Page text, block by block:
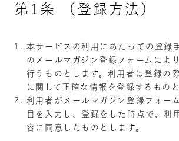
第1条 （登録方法）
本サービスの利用にあたっての登録
のメールマガジン登録フォームによ
行うものとします。利用者は登録の
に関して正確な情報を登録するものと
利用者がメールマガジン登録フォー
目を入力し、登録をした時点で、利
容に同意したものとします。